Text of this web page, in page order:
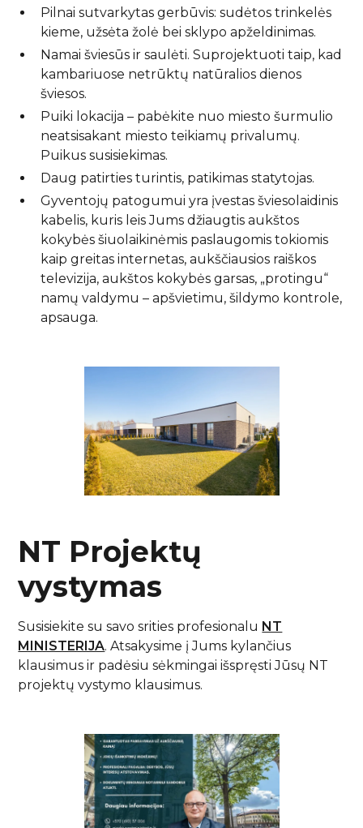
Pilnai sutvarkytas gerbūvis: sudėtos trinkelės
kieme, užsėta žolė bei sklypo apželdinimas.
Namai šviesūs ir saulėti. Suprojektuoti taip, kad
kambariuose netrūktų natūralios dienos
šviesos.
Puiki lokacija – pabėkite nuo miesto šurmulio
neatsisakant miesto teikiamų privalumų.
Puikus susisiekimas.
Daug patirties turintis, patikimas statytojas.
Gyventojų patogumui yra įvestas šviesolaidinis
kabelis, kuris leis Jums džiaugtis aukštos
kokybės šiuolaikinėmis paslaugomis tokiomis
kaip greitas internetas, aukščiausios raiškos
televizija, aukštos kokybės garsas, „protingu“
namų valdymu – apšvietimu, šildymo kontrole,
apsauga.
NT Projektų
vystymas
Susisiekite su savo srities profesionalu NT
MINISTERIJA. Atsakysime į Jums kylančius
klausimus ir padėsiu sėkmingai išspręsti Jūsų NT
projektų vystymo klausimus.